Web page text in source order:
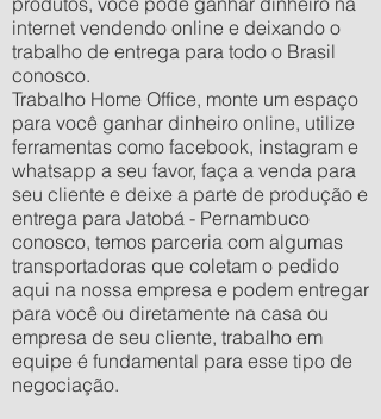
internet vendendo online e deixando o
trabalho de entrega para todo o Brasil
conosco.
Trabalho Home Office, monte um espaço
para você ganhar dinheiro online, utilize
ferramentas como facebook, instagram e
whatsapp a seu favor, faça a venda para
seu cliente e deixe a parte de produção e
entrega para Jatobá - Pernambuco
conosco, temos parceria com algumas
transportadoras que coletam o pedido
aqui na nossa empresa e podem entregar
para você ou diretamente na casa ou
empresa de seu cliente, trabalho em
equipe é fundamental para esse tipo de
negociação.